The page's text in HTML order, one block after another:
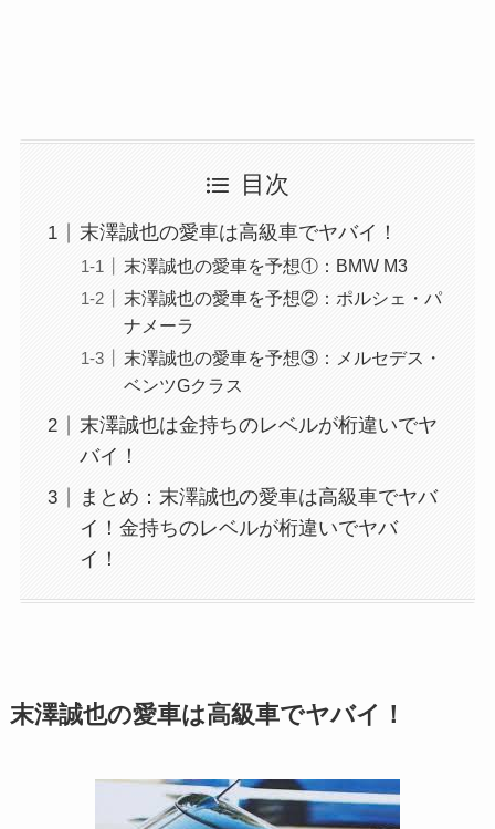
目次
末澤誠也の愛車は高級車でヤバイ！
末澤誠也の愛車を予想①：BMW M3
末澤誠也の愛車を予想②：ポルシェ・パ
ナメーラ
末澤誠也の愛車を予想③：メルセデス・
ベンツGクラス
末澤誠也は金持ちのレベルが桁違いでヤ
バイ！
まとめ：末澤誠也の愛車は高級車でヤバ
イ！金持ちのレベルが桁違いでヤバ
イ！
末澤誠也の愛車は高級車でヤバイ！